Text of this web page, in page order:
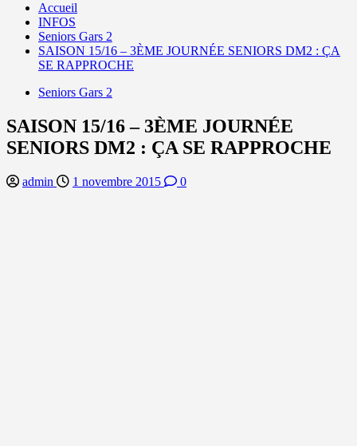
Accueil
INFOS
Seniors Gars 2
SAISON 15/16 – 3ÈME JOURNÉE SENIORS DM2 : ÇA
SE RAPPROCHE
Seniors Gars 2
SAISON 15/16 – 3ÈME JOURNÉE
SENIORS DM2 : ÇA SE RAPPROCHE
admin 1 novembre 2015 0